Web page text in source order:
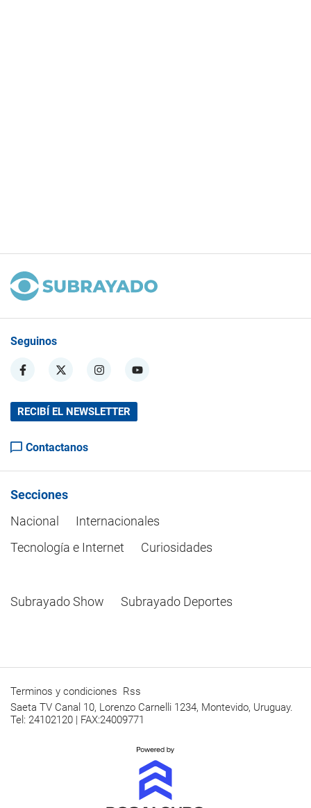
Seguinos
RECIBÍ EL NEWSLETTER
Contactanos
Secciones
Nacional
Internacionales
Tecnología e Internet
Curiosidades
Subrayado Show Subrayado Deportes
Terminos y condiciones Rss
Saeta TV Canal 10, Lorenzo Carnelli 1234, Montevido, Uruguay.
Tel: 24102120 | FAX:24009771